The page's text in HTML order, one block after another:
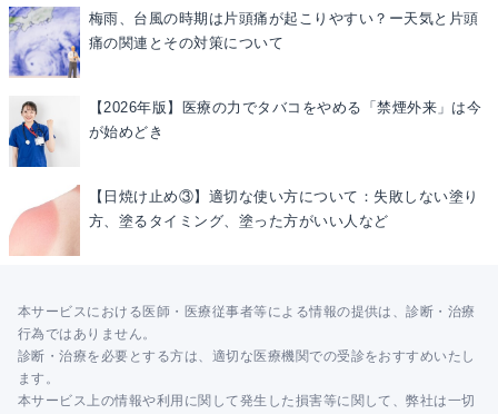
梅雨、台風の時期は片頭痛が起こりやすい？ー天気と片頭
痛の関連とその対策について
【2026年版】医療の力でタバコをやめる「禁煙外来」は今
が始めどき
【日焼け止め③】適切な使い方について：失敗しない塗り
方、塗るタイミング、塗った方がいい人など
本サービスにおける医師・医療従事者等による情報の提供は、診断・治療
行為ではありません。
診断・治療を必要とする方は、適切な医療機関での受診をおすすめいたし
ます。
本サービス上の情報や利用に関して発生した損害等に関して、弊社は一切